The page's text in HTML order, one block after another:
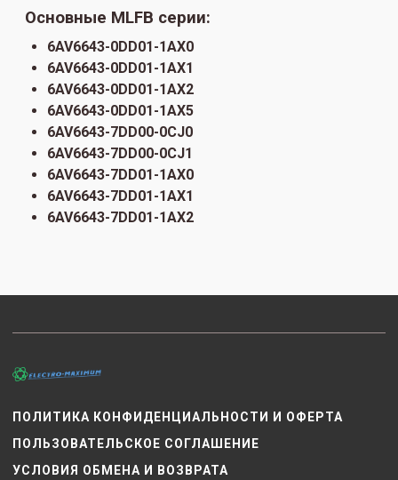
Основные MLFB серии:
6AV6643-0DD01-1AX0
6AV6643-0DD01-1AX1
6AV6643-0DD01-1AX2
6AV6643-0DD01-1AX5
6AV6643-7DD00-0CJ0
6AV6643-7DD00-0CJ1
6AV6643-7DD01-1AX0
6AV6643-7DD01-1AX1
6AV6643-7DD01-1AX2
ПОЛИТИКА КОНФИДЕНЦИАЛЬНОСТИ И ОФЕРТА
ПОЛЬЗОВАТЕЛЬСКОЕ СОГЛАШЕНИЕ
УСЛОВИЯ ОБМЕНА И ВОЗВРАТА